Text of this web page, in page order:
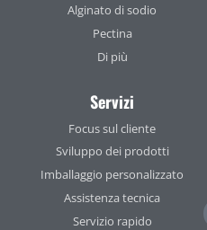
Alginato di sodio
Pectina
Di più
Servizi
Focus sul cliente
Sviluppo dei prodotti
Imballaggio personalizzato
Assistenza tecnica
Servizio rapido